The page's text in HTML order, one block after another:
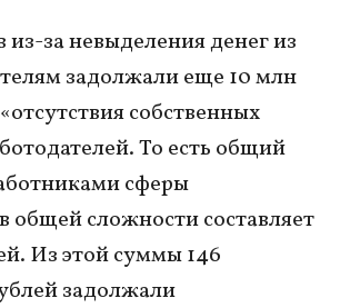
за невыделения денег из
задолжали еще 10 млн
собственных
То есть общий
сферы
общей сложности составляет
Из этой суммы 146
задолжали